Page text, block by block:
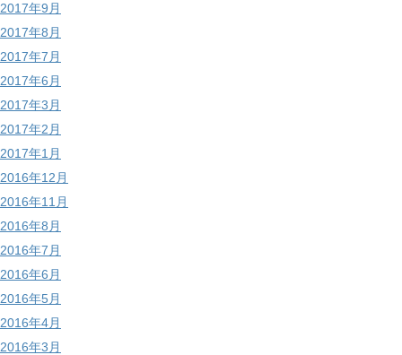
2017年9月
2017年8月
2017年7月
2017年6月
2017年3月
2017年2月
2017年1月
2016年12月
2016年11月
2016年8月
2016年7月
2016年6月
2016年5月
2016年4月
2016年3月